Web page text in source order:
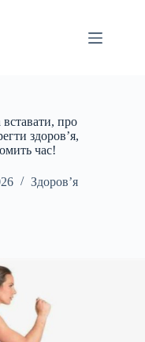
вставати, про
здоров’я,
час!
Здоров’я